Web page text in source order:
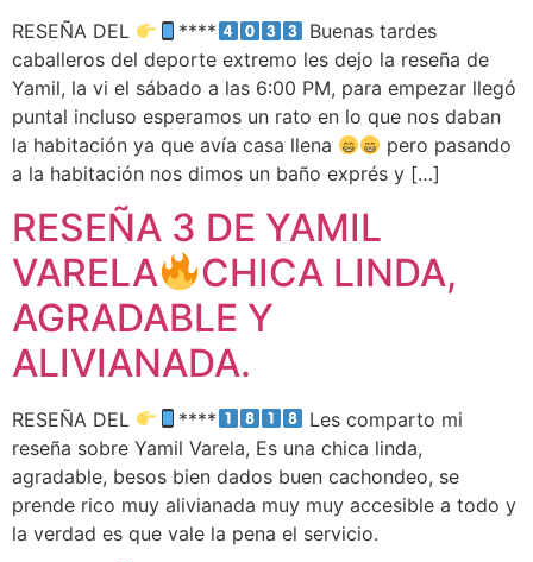
RESEÑA DEL ****
Buenas tardes
caballeros del deporte extremo les dejo la reseña de
Yamil, la vi el sábado a las 6:00 PM, para empezar llegó
puntal incluso esperamos un rato en lo que nos daban
la habitación ya que avía casa llena
pero pasando
a la habitación nos dimos un baño exprés y […]
RESEÑA 3 DE YAMIL
VARELA
CHICA LINDA,
AGRADABLE Y
ALIVIANADA.
RESEÑA DEL ****
Les comparto mi
reseña sobre Yamil Varela, Es una chica linda,
agradable, besos bien dados buen cachondeo, se
prende rico muy alivianada muy muy accesible a todo y
la verdad es que vale la pena el servicio.